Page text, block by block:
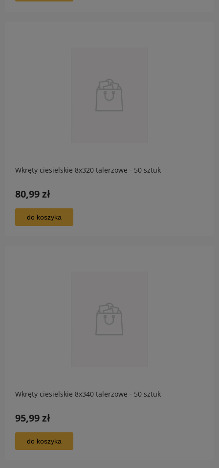
Wkręty ciesielskie 8x320 talerzowe - 50 sztuk
80,99 zł
do koszyka
Wkręty ciesielskie 8x340 talerzowe - 50 sztuk
95,99 zł
do koszyka